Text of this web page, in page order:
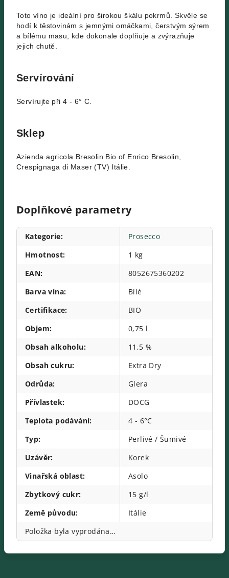
Toto víno je ideální pro širokou škálu pokrmů. Skvěle se
hodí k těstovinám s jemnými omáčkami, čerstvým sýrem
a bílému masu, kde dokonale doplňuje a zvýrazňuje
jejich chutě.
Servírování
Servírujte při 4 - 6° C.
Sklep
Azienda agricola Bresolin Bio of Enrico Bresolin,
Crespignaga di Maser (TV) Itálie.
Doplňkové parametry
Kategorie:
Prosecco
Hmotnost:
1 kg
EAN:
8052675360202
Barva vína:
Bílé
Certifikace:
BIO
Objem:
0,75 l
Obsah alkoholu:
11,5 %
Obsah cukru:
Extra Dry
Odrůda:
Glera
Přívlastek:
DOCG
Teplota podávání:
4 - 6°C
Typ:
Perlivé / Šumivé
Uzávěr:
Korek
Vinařská oblast:
Asolo
Zbytkový cukr:
15 g/l
Země původu:
Itálie
Položka byla vyprodána…